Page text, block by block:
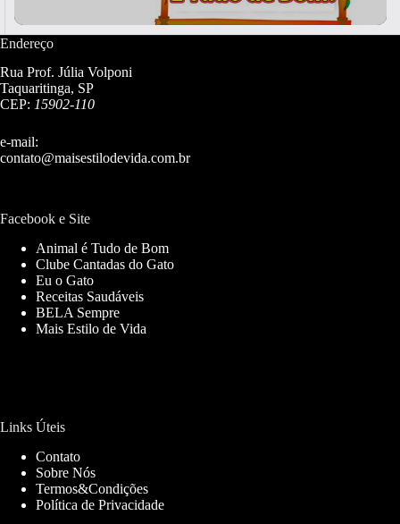
Endereço
Rua Prof. Júlia Volponi
Taquaritinga, SP
CEP: 15902-110
e-mail:
contato@maisestilodevida.com.br
Facebook e Site
Animal é Tudo de Bom
Clube Cantadas do Gato
Eu o Gato
Receitas Saudáveis
BELA Sempre
Mais Estilo de Vida
Links Úteis
Contato
Sobre Nós
Termos&Condições
Política de Privacidade